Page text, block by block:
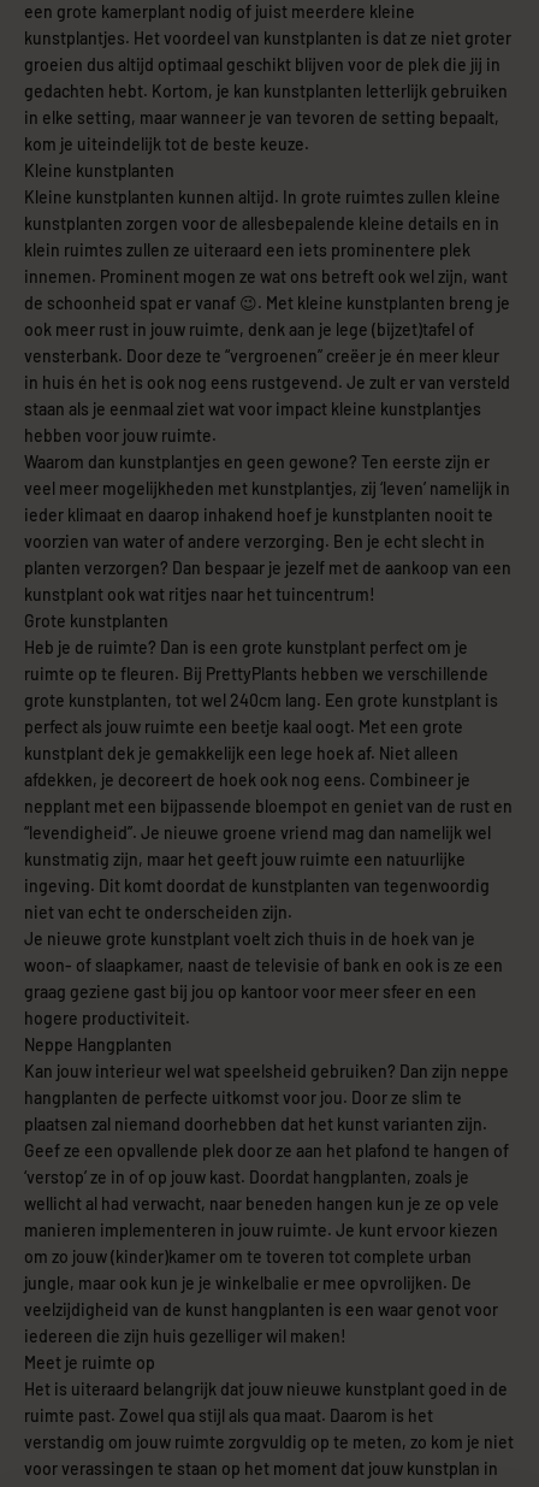
een grote kamerplant nodig of juist meerdere kleine
kunstplantjes. Het voordeel van kunstplanten is dat ze niet groter
groeien dus altijd optimaal geschikt blijven voor de plek die jij in
gedachten hebt. Kortom, je kan kunstplanten letterlijk gebruiken
in elke setting, maar wanneer je van tevoren de setting bepaalt,
kom je uiteindelijk tot de beste keuze.
Kleine kunstplanten
Kleine kunstplanten kunnen altijd. In grote ruimtes zullen kleine
kunstplanten zorgen voor de allesbepalende kleine details en in
klein ruimtes zullen ze uiteraard een iets prominentere plek
innemen. Prominent mogen ze wat ons betreft ook wel zijn, want
de schoonheid spat er vanaf 😉. Met kleine kunstplanten breng je
ook meer rust in jouw ruimte, denk aan je lege (bijzet)tafel of
vensterbank. Door deze te “vergroenen” creëer je én meer kleur
in huis én het is ook nog eens rustgevend. Je zult er van versteld
staan als je eenmaal ziet wat voor impact kleine kunstplantjes
hebben voor jouw ruimte.
Waarom dan kunstplantjes en geen gewone? Ten eerste zijn er
veel meer mogelijkheden met kunstplantjes, zij ‘leven’ namelijk in
ieder klimaat en daarop inhakend hoef je kunstplanten nooit te
voorzien van water of andere verzorging. Ben je echt slecht in
planten verzorgen? Dan bespaar je jezelf met de aankoop van een
kunstplant ook wat ritjes naar het tuincentrum!
Grote kunstplanten
Heb je de ruimte? Dan is een grote kunstplant perfect om je
ruimte op te fleuren. Bij PrettyPlants hebben we verschillende
grote kunstplanten, tot wel 240cm lang. Een grote kunstplant is
perfect als jouw ruimte een beetje kaal oogt. Met een grote
kunstplant dek je gemakkelijk een lege hoek af. Niet alleen
afdekken, je decoreert de hoek ook nog eens. Combineer je
nepplant met een bijpassende bloempot en geniet van de rust en
“levendigheid”. Je nieuwe groene vriend mag dan namelijk wel
kunstmatig zijn, maar het geeft jouw ruimte een natuurlijke
ingeving. Dit komt doordat de kunstplanten van tegenwoordig
niet van echt te onderscheiden zijn.
Je nieuwe grote kunstplant voelt zich thuis in de hoek van je
woon- of slaapkamer, naast de televisie of bank en ook is ze een
graag geziene gast bij jou op kantoor voor meer sfeer en een
hogere productiviteit.
Neppe Hangplanten
Kan jouw interieur wel wat speelsheid gebruiken? Dan zijn neppe
hangplanten de perfecte uitkomst voor jou. Door ze slim te
plaatsen zal niemand doorhebben dat het kunst varianten zijn.
Geef ze een opvallende plek door ze aan het plafond te hangen of
‘verstop’ ze in of op jouw kast. Doordat hangplanten, zoals je
wellicht al had verwacht, naar beneden hangen kun je ze op vele
manieren implementeren in jouw ruimte. Je kunt ervoor kiezen
om zo jouw (kinder)kamer om te toveren tot complete urban
jungle, maar ook kun je je winkelbalie er mee opvrolijken. De
veelzijdigheid van de kunst hangplanten is een waar genot voor
iedereen die zijn huis gezelliger wil maken!
Meet je ruimte op
Het is uiteraard belangrijk dat jouw nieuwe kunstplant goed in de
ruimte past. Zowel qua stijl als qua maat. Daarom is het
verstandig om jouw ruimte zorgvuldig op te meten, zo kom je niet
voor verassingen te staan op het moment dat jouw kunstplan in